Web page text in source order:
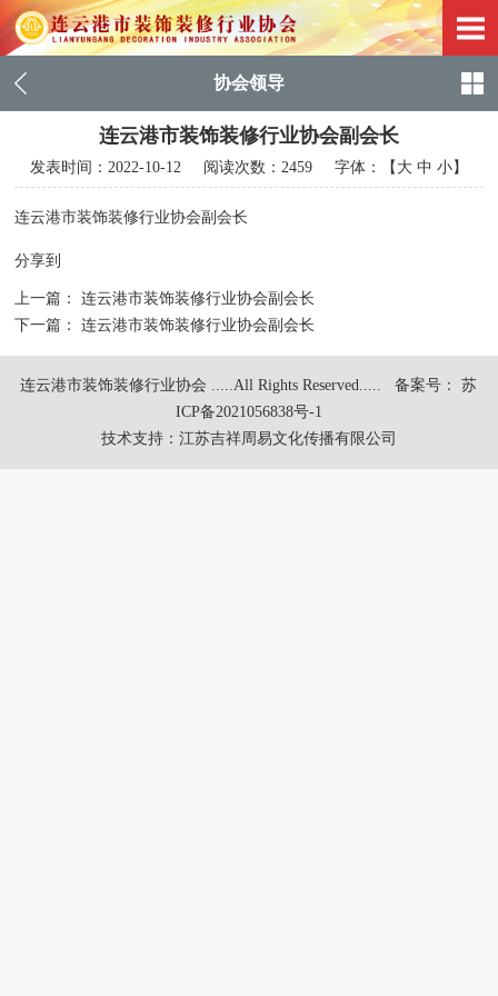
协会领导
连云港市装饰装修行业协会副会长
发表时间： 2022-10-12阅读次数：2459 字体：【 大 中 小】
连云港市装饰装修行业协会副会长
分享到
上一篇：连云港市装饰装修行业协会副会长
下一篇：连云港市装饰装修行业协会副会长
连云港市装饰装修行业协会 .....All Rights Reserved.....备案号： 苏
ICP备2021056838号-1
技术支持： 江苏吉祥周易文化传播有限公司